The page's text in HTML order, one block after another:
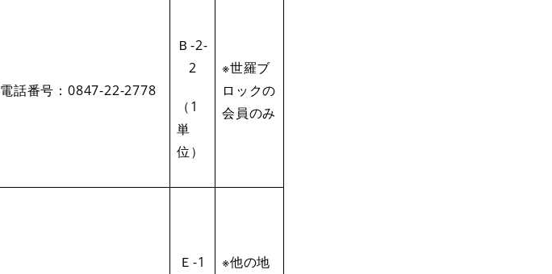
電話番号：0847-22-2778
Ｂ-2-
2
（1
単
位）
※世羅ブ
ロックの
会員のみ
Ｅ-1
※他の地